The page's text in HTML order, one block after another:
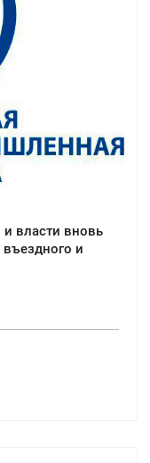
и власти вновь
и